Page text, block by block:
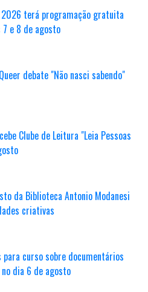
terá programação gratuita
e 8 de agosto
debate "Não nasci sabendo"
Clube de Leitura "Leia Pessoas
da Biblioteca Antonio Modanesi
criativas
curso sobre documentários
dia 6 de agosto